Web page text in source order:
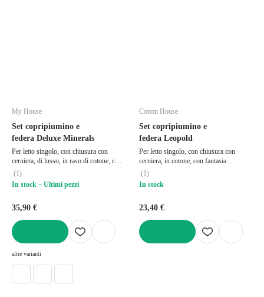
My House
Set copripiumino e
federa Deluxe Minerals
Per letto singolo, con chiusura con
cerniera, di lusso, in raso di cotone, con
fantasia astratta/con fantasia tipo pietra,
turchese, 140x200 cm
(1)
In stock
Ultimi pezzi
35,90 €
altre varianti
Cotton House
Set copripiumino e
federa Leopold
Per letto singolo, con chiusura con
cerniera, in cotone, con fantasia
geometrica/con stampe, 140x200 cm
(1)
In stock
23,40 €